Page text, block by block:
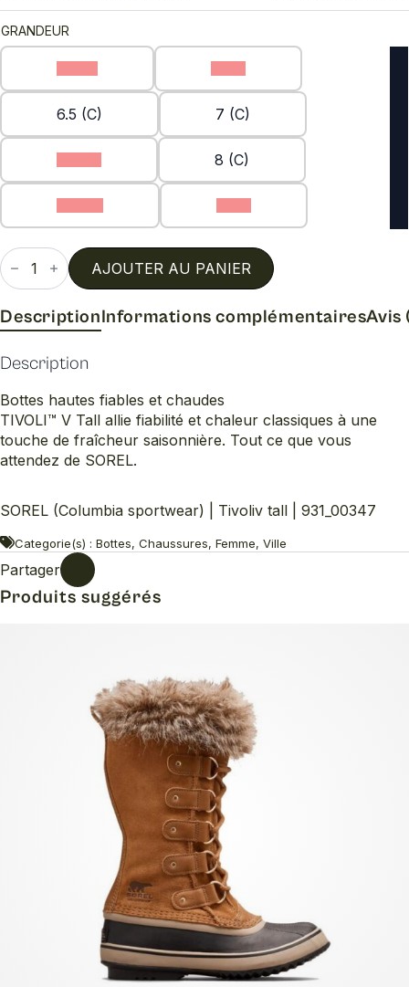
GRANDEUR
6.5 (C) 7 (C)
8 (C)
quantité
de
Tivoliv
AJOUTER AU PANIER
DescriptionInformations complémentairesAvis
Description
Bottes hautes fiables et chaudes
TIVOLI™ V Tall allie fiabilité et chaleur classiques à une
touche de fraîcheur saisonnière. Tout ce que vous
attendez de SOREL.
SOREL (Columbia sportwear) | Tivoliv tall | 931_00347
Categorie(s) : Bottes, Chaussures, Femme, Ville
Partager
Produits suggérés